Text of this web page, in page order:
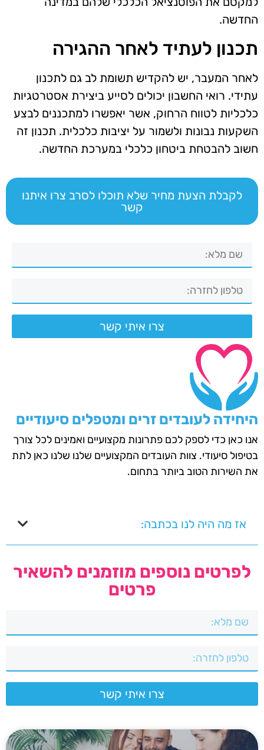
החדשה.
תכנון לעתיד לאחר ההגירה
לאחר המעבר, יש להקדיש תשומת לב גם לתכנון
עתידי. רואי החשבון יכולים לסייע ביצירת אסטרטגיות
כלכליות לטווח הרחוק, אשר יאפשרו למתכננים לבצע
השקעות נבונות ולשמור על יציבות כלכלית. תכנון זה
חשוב להבטחת ביטחון כלכלי במערכת החדשה.
לקבלת הצעת מחיר שלא תוכלו לסרב צרו איתנו
קשר
צרו איתי קשר
היחידה לעובדים זרים ומטפלים סיעודיים
אנו כאן כדי לספק לכם פתרונות מקצועיים ואמינים לכל צורך
בטיפול סיעודי. צוות העובדים המקצועיים שלנו שלנו כאן לתת
את השירות הטוב ביותר בתחום.
אז מה היה לנו בכתבה:
לפרטים נוספים מוזמנים להשאיר
פרטים
צרו איתי קשר